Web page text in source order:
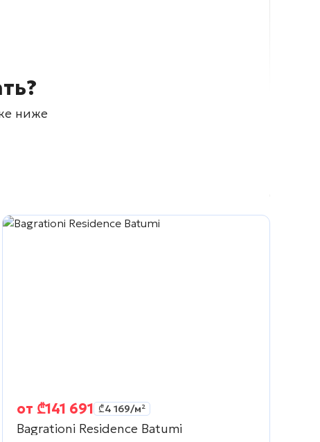
ниже
от ₾141 691 ₾4 169/м²
Bagrationi Residence Batumi